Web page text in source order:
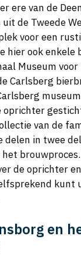
ere van de
de Tweede
voor een
hier ook enkele
Museum
Carlsberg
oprichter
van de
delen in twee
de oprichter
kunt
en